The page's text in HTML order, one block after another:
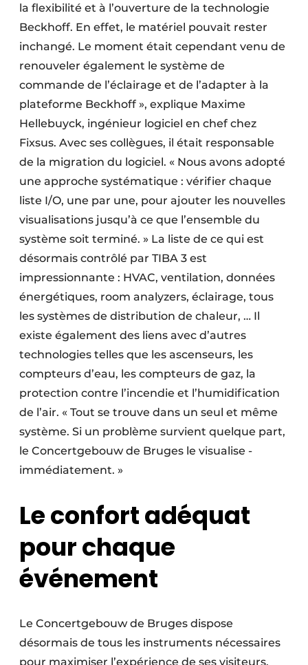
la flexibilité et à l’ouverture de la technologie
Beckhoff. En effet, le matériel pouvait rester
inchangé. Le moment était cependant venu de
renouveler également le système de
commande de l’éclairage et de l’adapter à la
plateforme Beckhoff », explique Maxime
Hellebuyck, ingénieur logiciel en chef chez
Fixsus. Avec ses collègues, il était responsable
de la migration du logiciel. « Nous avons adopté
une approche systématique : vérifier chaque
liste I/O, une par une, pour ajouter les nouvelles
visualisations jusqu’à ce que l’ensemble du
système soit terminé. » La liste de ce qui est
désormais contrôlé par TIBA 3 est
impressionnante : HVAC, ventilation, données
énergétiques, room analyzers, éclairage, tous
les systèmes de distribution de chaleur, … Il
existe également des liens avec d’autres
technologies telles que les ascenseurs, les
compteurs d’eau, les compteurs de gaz, la
protection contre l’incendie et l’humidification
de l’air. « Tout se trouve dans un seul et même
système. Si un problème survient quelque part,
le Concertgebouw de Bruges le visualise ­
immédiatement. »
Le confort adéquat
pour chaque
événement
Le Concertgebouw de Bruges dispose
désormais de tous les instruments nécessaires
pour maximiser l’expérience de ses visiteurs.